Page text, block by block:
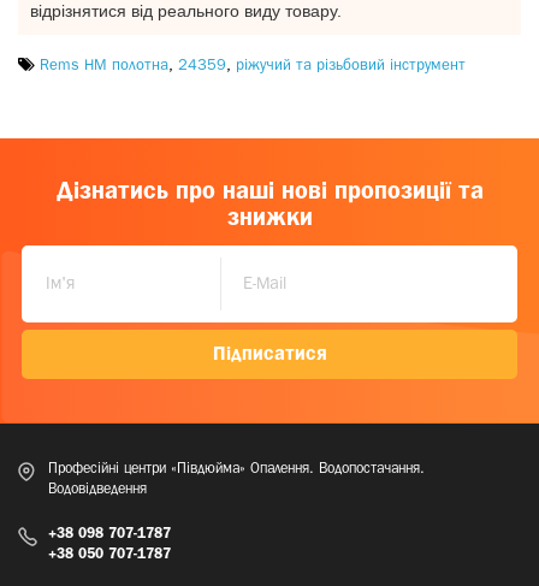
відрізнятися від реального виду товару.
Rems HM полотна 24359 ріжучий та різьбовий інструмент
Дізнатись про наші нові пропозиції та
знижки
Підписатися
Професійні центри «Півдюйма» Опалення. Водопостачання.
Водовідведення
+38 098 707-1787
+38 050 707-1787